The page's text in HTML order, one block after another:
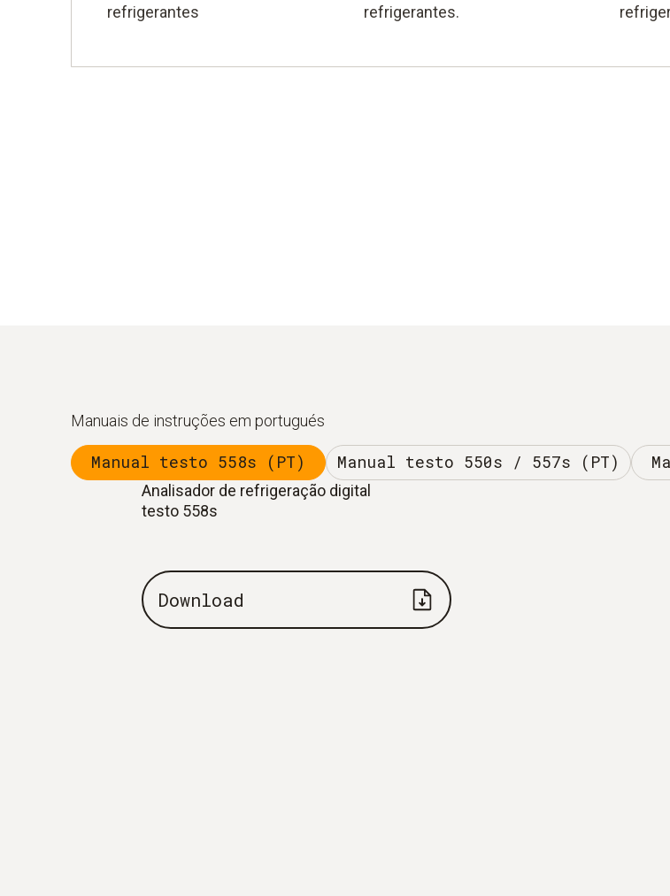
refrigerantes
refrigerantes.
Manuais de instruções em portugués
Manual testo 558s (PT) Manual testo 550s / 557s (PT)
Analisador de refrigeração digital
testo 558s
Download